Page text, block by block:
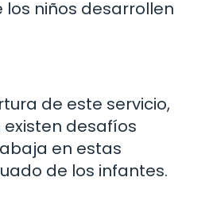
niños desarrollen
de este servicio,
desafíos
en estas
de los infantes.